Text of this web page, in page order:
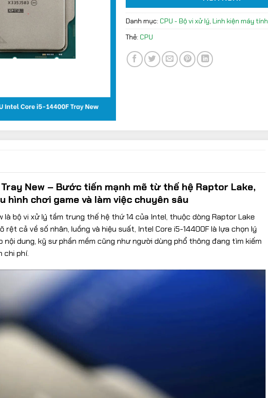
Danh mục:CPU - Bộ vi xử lý,Linh kiện máy tính
Thẻ:CPU
Tray New – Bước tiến mạnh mẽ từ thế hệ Raptor Lake,
hình chơi game và làm việc chuyên sâu
là bộ vi xử lý tầm trung thế hệ thứ 14 của Intel, thuộc dòng Raptor Lake
rệt cả về số nhân, luồng và hiệu suất, Intel Core i5-14400F là lựa chọn lý
dung, kỹ sư phần mềm cũng như người dùng phổ thông đang tìm kiếm
chi phí.